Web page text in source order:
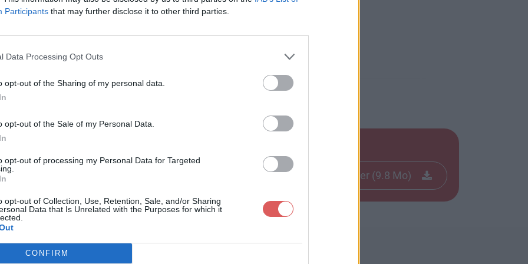
Participants that may further disclose it to other third parties.
Data Processing Opt Outs
opt-out of the Sharing of my personal data.
opt-out of the Sale of my Personal Data.
opt-out of processing my Personal Data for Targeted
opt-out of Collection, Use, Retention, Sale, and/or Sharing
Data that Is Unrelated with the Purposes for which it
CONFIRM
Télécharger le fichier (9.8 Mo)